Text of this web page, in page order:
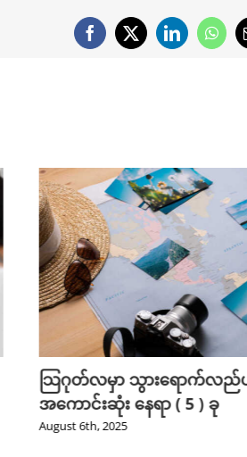
Facebook
X LinkedIn
သြဂုတ်လမှာ သွားရောက်လ
အကောင်းဆုံး နေရာ ( 5 ) ခု
August 6th, 2025